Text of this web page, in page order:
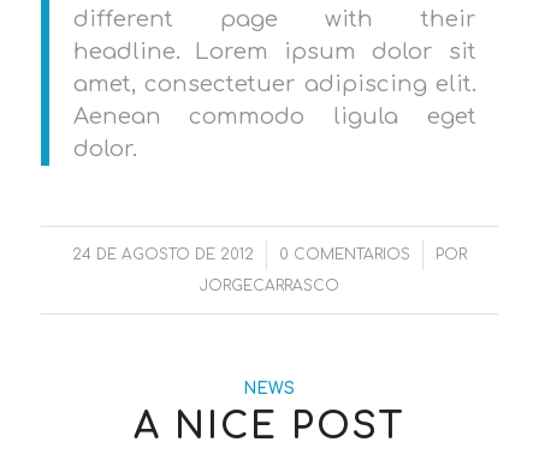
different page with their
headline. Lorem ipsum dolor sit
amet, consectetuer adipiscing elit.
Aenean commodo ligula eget
dolor.
24 DE AGOSTO DE 2012
/ 0 COMENTARIOS
/
POR
JORGECARRASCO
NEWS
A NICE POST